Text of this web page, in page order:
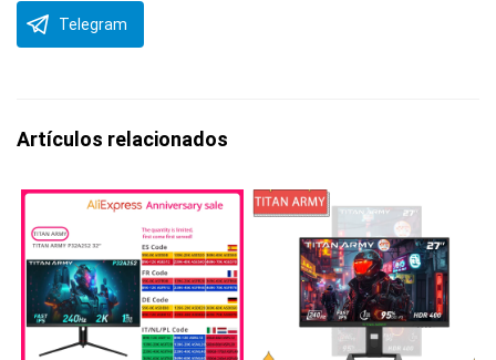
Telegram
Artículos relacionados